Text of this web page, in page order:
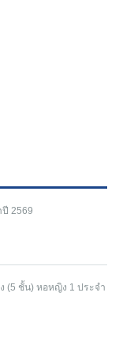
2569
(5 ชั้น) หอหญิง 1 ประจำ